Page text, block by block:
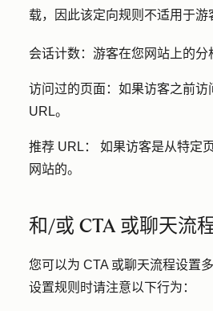
载，因此该定向规则不适用于游
会话计数： 游客在您网站上的分
访问过的页面： 如果访客之前访
URL。
推荐 URL： 如果访客是从特定
网站的。
和/或 CTA 或聊天流
您可以为 CTA 或聊天流程设置
设置规则时请注意以下行为：